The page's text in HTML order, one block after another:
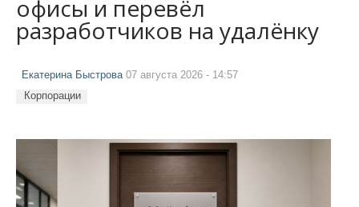
офисы и перевёл
разработчиков на удалёнку
Екатерина Быстрова07 августа 2026 - 14:57
Корпорации